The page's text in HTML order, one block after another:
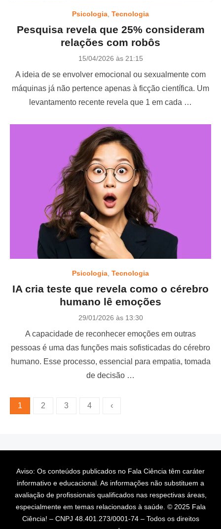
Psicologia Tecnologia
Pesquisa revela que 25% consideram
relações com robôs
P
s
e
d
15/04/2026 às 21:15
A ideia de se envolver emocional ou sexualmente com
máquinas já não pertence apenas à ficção científica. Um
levantamento recente revela que 1 em cada …
Psicologia Tecnologia
IA cria teste que revela como o cérebro
humano lê emoções
P
s
e
d
29/01/2026 às 13:30
A capacidade de reconhecer emoções em outras
pessoas é uma das funções mais sofisticadas do cérebro
humano. Esse processo, essencial para empatia, tomada
de decisão …
i
ç
1 2 3 4 ‹
Aviso: Os conteúdos publicados no Fala Ciência têm caráter
informativo e educacional. As informações não substituem a
avaliação de profissionais qualificados nas respectivas áreas,
especialmente em temas relacionados à saúde. © 2025 Fala
Ciência! – CNPJ 48.401.273/0001-74 – Todos os direitos